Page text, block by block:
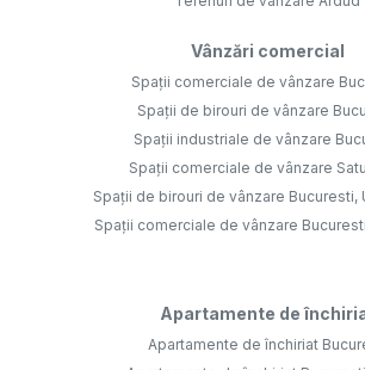
Vânzări comercial
Spații comerciale de vânzare
Spații de birouri de vânzare
Spații industriale de vânzare
Spații comerciale de vânzare
Spații de birouri de vânzare Bucuresti,
Spații comerciale de vânzare
Apartamente de
Apartamente de închiriat